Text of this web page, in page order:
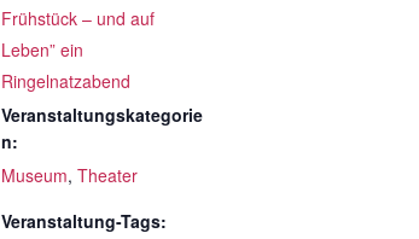
Frühstück – und auf
Leben” ein
Ringelnatzabend
Veranstaltungskategorie
n:
Museum, Theater
Veranstaltung-Tags: